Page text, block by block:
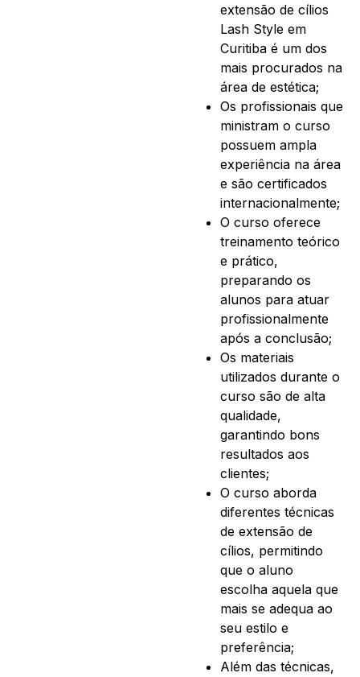
extensão de cílios
Lash Style em
Curitiba é um dos
mais procurados na
área de estética;
Os profissionais que
ministram o curso
possuem ampla
experiência na área
e são certificados
internacionalmente;
O curso oferece
treinamento teórico
e prático,
preparando os
alunos para atuar
profissionalmente
após a conclusão;
Os materiais
utilizados durante o
curso são de alta
qualidade,
garantindo bons
resultados aos
clientes;
O curso aborda
diferentes técnicas
de extensão de
cílios, permitindo
que o aluno
escolha aquela que
mais se adequa ao
seu estilo e
preferência;
Além das técnicas,